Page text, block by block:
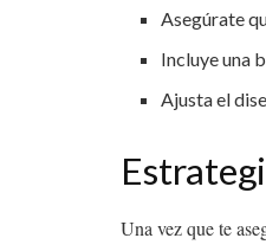
Asegúrate
Incluye una
Ajusta el
Una vez que te